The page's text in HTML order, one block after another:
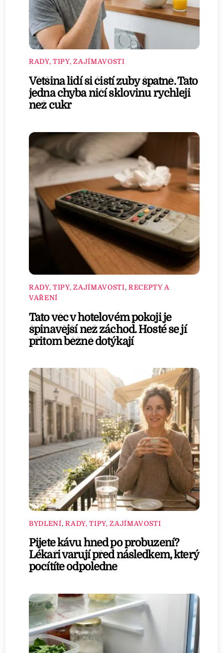
RADY, TIPY, ZAJÍMAVOSTI
Většina lidí si čistí zuby špatně. Tato
jedna chyba ničí sklovinu rychleji
než cukr
RADY, TIPY, ZAJÍMAVOSTI, RECEPTY A
VAŘENÍ
Tato věc v hotelovém pokoji je
špinavější než záchod. Hosté se jí
přitom běžně dotýkají
BYDLENÍ,RADY, TIPY, ZAJÍMAVOSTI
Pijete kávu hned po probuzení?
Lékaři varují před následkem, který
pocítíte odpoledne